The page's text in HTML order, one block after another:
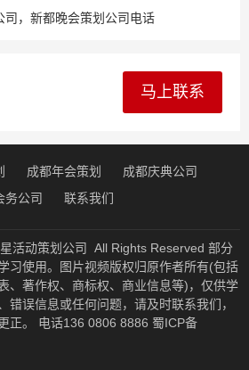
司，新都晚会策划公司电话
马上联系
成都年会策划
成都庆典公司
务公司
联系我们
活动策划公司 All Rights Reserved 部分
习使用。图片视频版权归原作者所有(包括
、著作权、商标权、商业信息等)，仅供学
错误信息或任何问题，请及时联系我们，
正。 电话136 0806 8886 蜀ICP备